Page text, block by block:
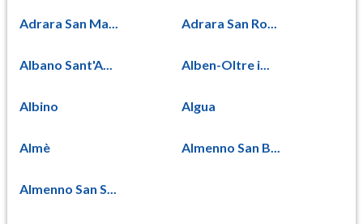
Adrara San Ma... Adrara San Ro...
Albano Sant'A... Alben-Oltre i...
Albino Algua
Almè Almenno San B...
Almenno San S...